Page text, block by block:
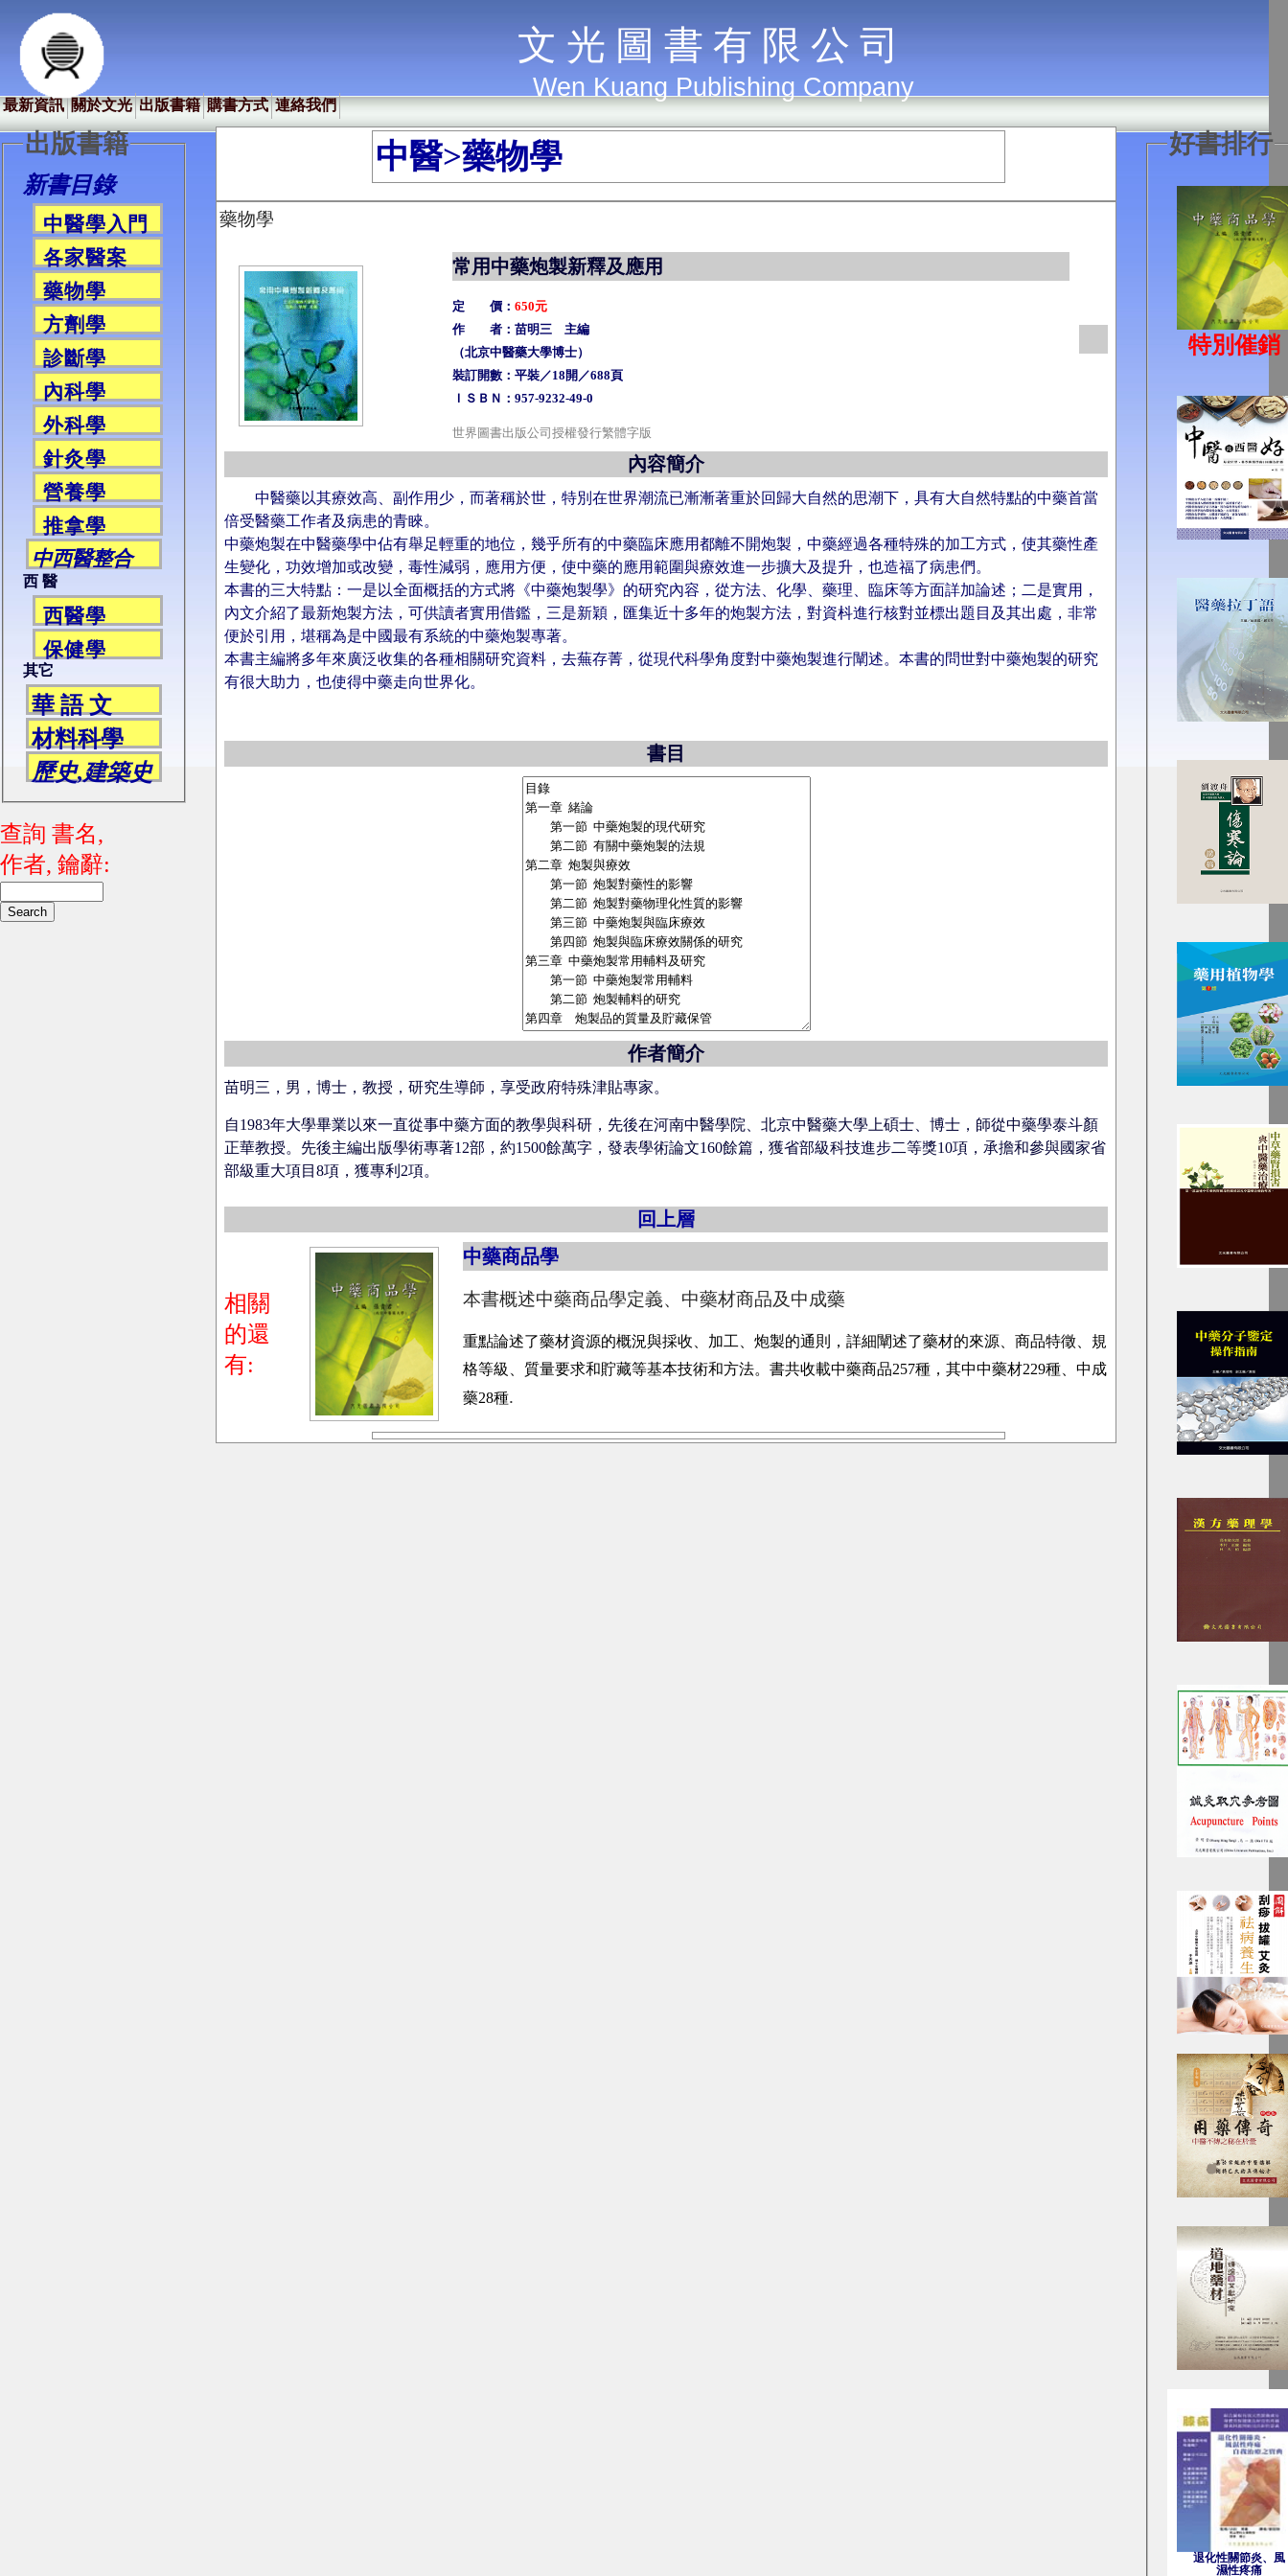
文 光 圖 書 有 限 公 司
Wen Kuang Publishing Company
最新資訊 關於文光 出版書籍 購書方式 連絡我們
出版書籍
新書目錄
中醫學入門
各家醫案
藥物學
方劑學
診斷學
內科學
外科學
針灸學
營養學
推拿學
中西醫整合
西 醫
西醫學
保健學
其它
華 語 文
材料科學
歷史,建築史
查詢 書名,
作者, 鑰辭:
好書排行
特別催銷
退化性關節炎、風
濕性疼痛
中醫>藥物學
藥物學
常用中藥炮製新釋及應用
定 價：650元
作 者：苗明三 主編
（北京中醫藥大學博士）
裝訂開數：平裝／18開／688頁
ＩＳＢＮ：957-9232-49-0
世界圖書出版公司授權發行繁體字版
內容簡介
中醫藥以其療效高、副作用少，而著稱於世，特別在世界潮流已漸漸著重於回歸大自然的思潮下，具有大自然特點的中藥首當
倍受醫藥工作者及病患的青睞。
中藥炮製在中醫藥學中佔有舉足輕重的地位，幾乎所有的中藥臨床應用都離不開炮製，中藥經過各種特殊的加工方式，使其藥性產
生變化，功效增加或改變，毒性減弱，應用方便，使中藥的應用範圍與療效進一步擴大及提升，也造福了病患們。
本書的三大特點：一是以全面概括的方式將《中藥炮製學》的研究內容，從方法、化學、藥理、臨床等方面詳加論述；二是實用，
內文介紹了最新炮製方法，可供讀者實用借鑑，三是新穎，匯集近十多年的炮製方法，對資枓進行核對並標出題目及其出處，非常
便於引用，堪稱為是中國最有系統的中藥炮製專著。
本書主編將多年來廣泛收集的各種相關研究資料，去蕪存菁，從現代科學角度對中藥炮製進行闡述。本書的問世對中藥炮製的研究
有很大助力，也使得中藥走向世界化。
書目
作者簡介
苗明三，男，博士，教授，研究生導師，享受政府特殊津貼專家。
自1983年大學畢業以來一直從事中藥方面的教學與科研，先後在河南中醫學院、北京中醫藥大學上碩士、博士，師從中藥學泰斗顏
正華教授。先後主編出版學術專著12部，約1500餘萬字，發表學術論文160餘篇，獲省部級科技進步二等獎10項，承擔和參與國家省
部級重大項目8項，獲專利2項。
回上層
相關
的還
有:
中藥商品學
本書概述中藥商品學定義、中藥材商品及中成藥
重點論述了藥材資源的概況與採收、加工、炮製的通則，詳細闡述了藥材的來源、商品特徵、規
格等級、質量要求和貯藏等基本技術和方法。書共收載中藥商品257種，其中中藥材229種、中成
藥28種.